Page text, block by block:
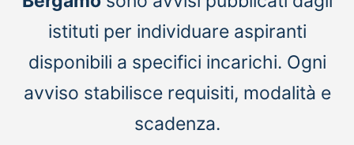
istituti per individuare aspiranti
disponibili a specifici incarichi. Ogni
avviso stabilisce requisiti, modalità e
scadenza.